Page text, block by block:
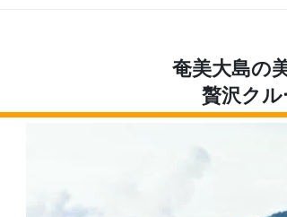
奄美大島の
贅沢ク